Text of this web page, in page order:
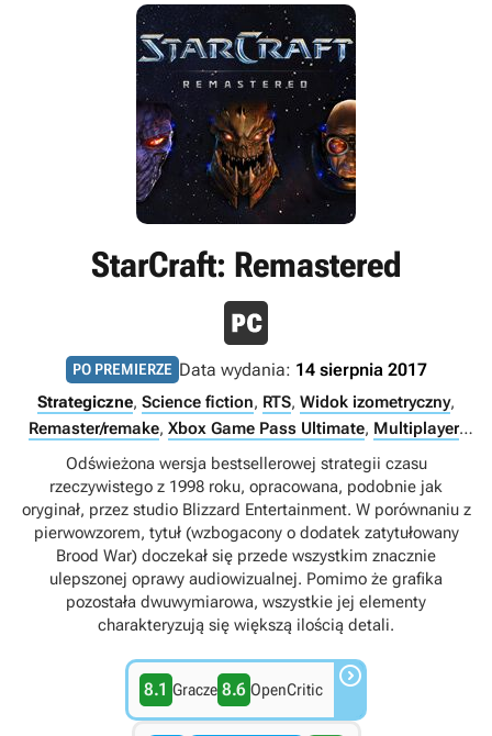
StarCraft: Remastered
PO PREMIERZE Data wydania: 14 sierpnia 2017
Strategiczne, Science fiction, RTS, Widok izometryczny,
Remaster/remake, Xbox Game Pass Ultimate, Multiplayer,
Singleplayer
Internet, PC Game Pass
Odświeżona wersja bestsellerowej strategii czasu
rzeczywistego z 1998 roku, opracowana, podobnie jak
oryginał, przez studio Blizzard Entertainment. W porównaniu z
pierwowzorem, tytuł (wzbogacony o dodatek zatytułowany
Brood War) doczekał się przede wszystkim znacznie
ulepszonej oprawy audiowizualnej. Pomimo że grafika
pozostała dwuwymiarowa, wszystkie jej elementy
charakteryzują się większą ilością detali.
8.1 Gracze 8.6 OpenCritic 